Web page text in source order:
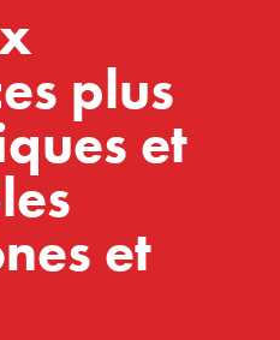
plus
et
et